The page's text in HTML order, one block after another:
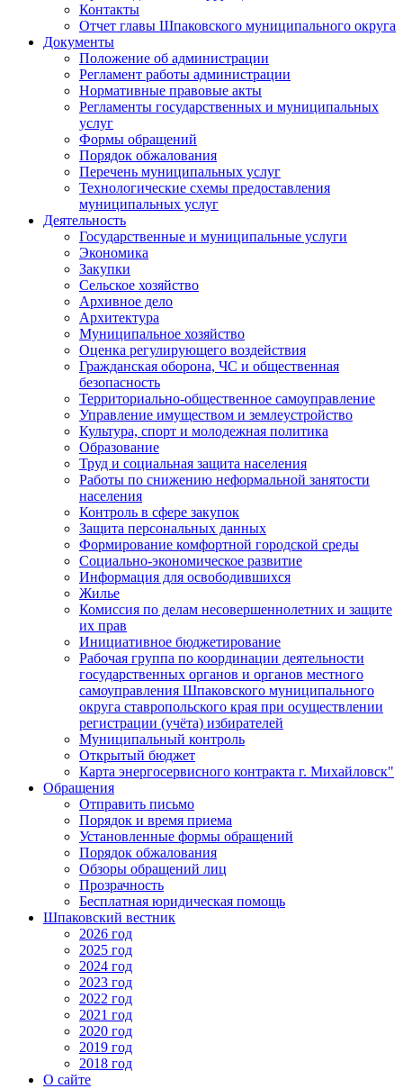
Контакты
Отчет главы Шпаковского муниципального округа
Документы
Положение об администрации
Регламент работы администрации
Нормативные правовые акты
Регламенты государственных и муниципальных
услуг
Формы обращений
Порядок обжалования
Перечень муниципальных услуг
Технологические схемы предоставления
муниципальных услуг
Деятельность
Государственные и муниципальные услуги
Экономика
Закупки
Сельское хозяйство
Архивное дело
Архитектура
Муниципальное хозяйство
Оценка регулирующего воздействия
Гражданская оборона, ЧС и общественная
безопасность
Территориально-общественное самоуправление
Управление имуществом и землеустройство
Культура, спорт и молодежная политика
Образование
Труд и социальная защита населения
Работы по снижению неформальной занятости
населения
Контроль в сфере закупок
Защита персональных данных
Формирование комфортной городской среды
Социально-экономическое развитие
Информация для освободившихся
Жилье
Комиссия по делам несовершеннолетних и защите
их прав
Инициативное бюджетирование
Рабочая группа по координации деятельности
государственных органов и органов местного
самоуправления Шпаковского муниципального
округа ставропольского края при осуществлении
регистрации (учёта) избирателей
Муниципальный контроль
Открытый бюджет
Карта энергосервисного контракта г. Михайловск"
Обращения
Отправить письмо
Порядок и время приема
Установленные формы обращений
Порядок обжалования
Обзоры обращений лиц
Прозрачность
Бесплатная юридическая помощь
Шпаковский вестник
2026 год
2025 год
2024 год
2023 год
2022 год
2021 год
2020 год
2019 год
2018 год
О сайте